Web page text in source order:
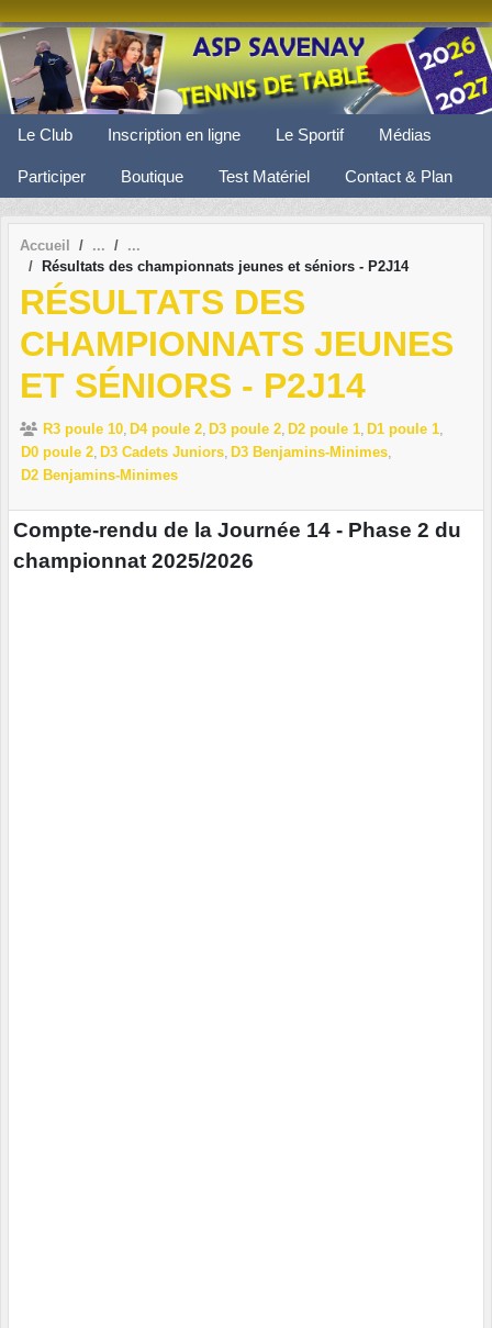
Le Club Inscription en ligne Le Sportif Médias
Participer Boutique Test Matériel Contact & Plan
Accueil
Résultats des championnats jeunes et séniors - P2J14
RÉSULTATS DES
CHAMPIONNATS JEUNES
ET SÉNIORS - P2J14
R3 poule 10 D4 poule 2 D3 poule 2 D2 poule 1 D1 poule 1
D0 poule 2 D3 Cadets Juniors D3 Benjamins-Minimes
D2 Benjamins-Minimes
Compte-rendu de la Journée 14 - Phase 2 du
championnat 2025/2026